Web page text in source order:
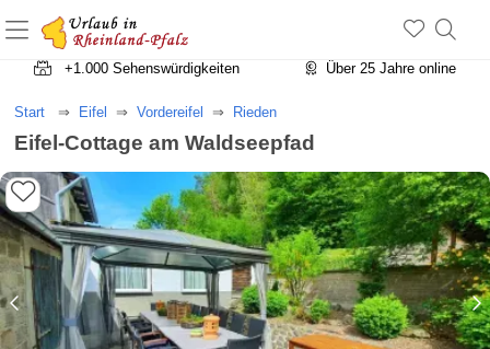
+1.500 Unterkünfte in Rheinland-Pfalz
+1.000 Sehenswürdigkeiten
Über 25 Jahre online
Start Eifel Vordereifel Rieden
Eifel-Cottage am Waldseepfad